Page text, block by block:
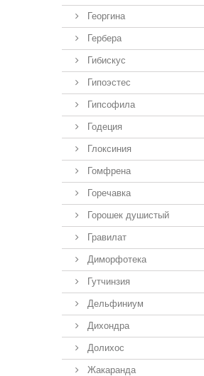
Георгина
Гербера
Гибискус
Гипоэстес
Гипсофила
Годеция
Глоксиния
Гомфрена
Горечавка
Горошек душистый
Гравилат
Диморфотека
Гутчинзия
Дельфиниум
Дихондра
Долихос
Жакаранда